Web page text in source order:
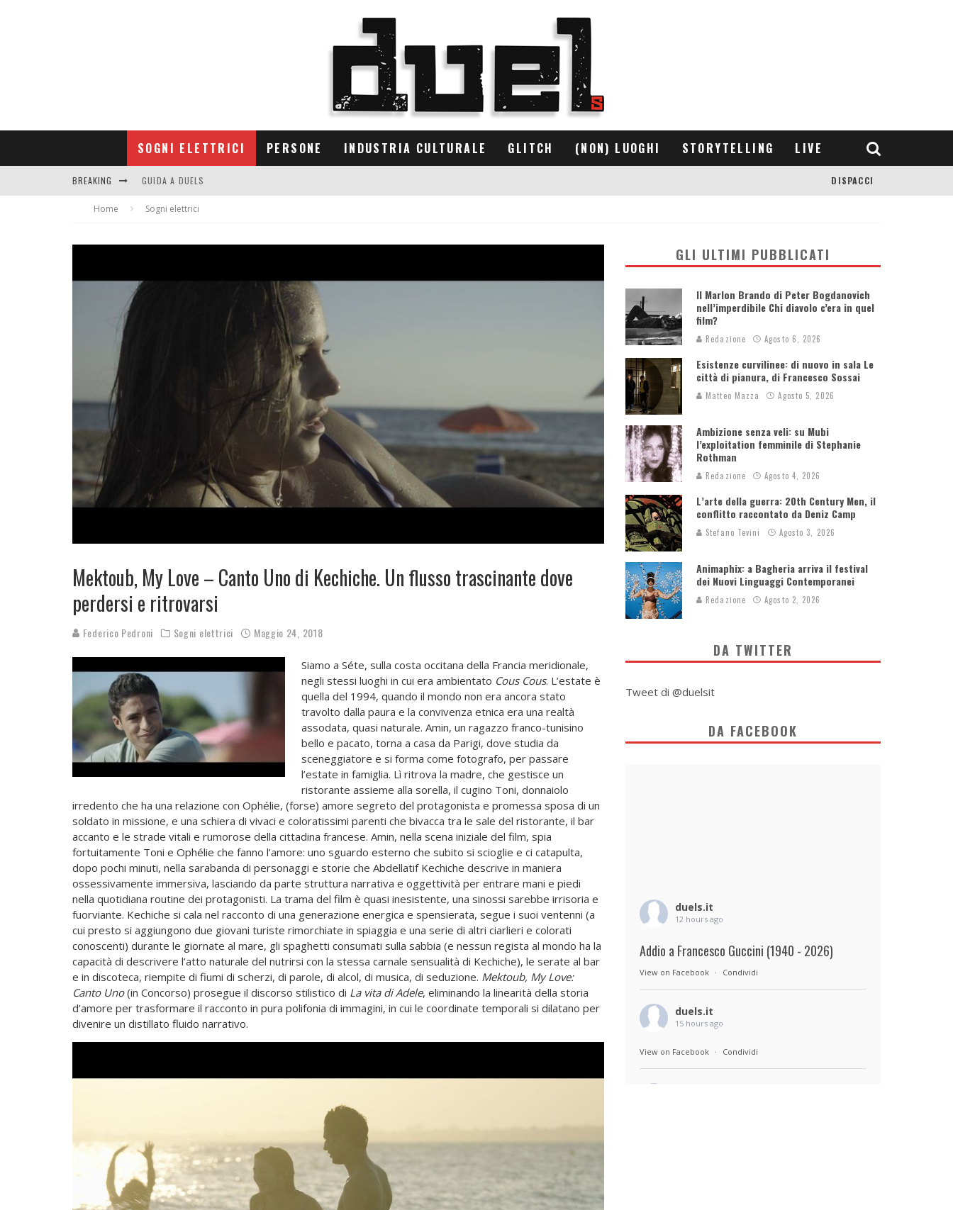
SOGNI ELETTRICI PERSONE INDUSTRIA CULTURALE GLITCH (NON) LUOGHI STORYTELLING LIVE
BREAKING GUIDA A DUELS
CONTRIBUTORS
DISPACCI
Home Sogni elettrici
Mektoub, My Love – Canto Uno di Kechiche. Un flusso trascinante dove
perdersi e ritrovarsi
Federico Pedroni Sogni elettrici Maggio 24, 2018
Siamo a Séte, sulla costa occitana della Francia meridionale,
negli stessi luoghi in cui era ambientato Cous Cous. L’estate è
quella del 1994, quando il mondo non era ancora stato
travolto dalla paura e la convivenza etnica era una realtà
assodata, quasi naturale. Amin, un ragazzo franco-tunisino
bello e pacato, torna a casa da Parigi, dove studia da
sceneggiatore e si forma come fotografo, per passare
l’estate in famiglia. Lì ritrova la madre, che gestisce un
ristorante assieme alla sorella, il cugino Toni, donnaiolo
irredento che ha una relazione con Ophélie, (forse) amore segreto del protagonista e promessa sposa di un
soldato in missione, e una schiera di vivaci e coloratissimi parenti che bivacca tra le sale del ristorante, il bar
accanto e le strade vitali e rumorose della cittadina francese. Amin, nella scena iniziale del film, spia
fortuitamente Toni e Ophélie che fanno l’amore: uno sguardo esterno che subito si scioglie e ci catapulta,
dopo pochi minuti, nella sarabanda di personaggi e storie che Abdellatif Kechiche descrive in maniera
ossessivamente immersiva, lasciando da parte struttura narrativa e oggettività per entrare mani e piedi
nella quotidiana routine dei protagonisti. La trama del film è quasi inesistente, una sinossi sarebbe irrisoria e
fuorviante. Kechiche si cala nel racconto di una generazione energica e spensierata, segue i suoi ventenni (a
cui presto si aggiungono due giovani turiste rimorchiate in spiaggia e una serie di altri ciarlieri e colorati
conoscenti) durante le giornate al mare, gli spaghetti consumati sulla sabbia (e nessun regista al mondo ha la
capacità di descrivere l’atto naturale del nutrirsi con la stessa carnale sensualità di Kechiche), le serate al bar
e in discoteca, riempite di fiumi di scherzi, di parole, di alcol, di musica, di seduzione. Mektoub, My Love:
Canto Uno(in Concorso) prosegue il discorso stilistico di La vita di Adele, eliminando la linearità della storia
d’amore per trasformare il racconto in pura polifonia di immagini, in cui le coordinate temporali si dilatano per
divenire un distillato fluido narrativo.
GLI ULTIMI PUBBLICATI
Il Marlon Brando di Peter Bogdanovich
nell’imperdibile Chi diavolo c’era in quel
film?
Redazione Agosto 6, 2026
Esistenze curvilinee: di nuovo in sala Le
città di pianura, di Francesco Sossai
Matteo Mazza Agosto 5, 2026
Ambizione senza veli: su Mubi
l’exploitation femminile di Stephanie
Rothman
Redazione Agosto 4, 2026
L’arte della guerra: 20th Century Men, il
conflitto raccontato da Deniz Camp
Stefano Tevini Agosto 3, 2026
Animaphix: a Bagheria arriva il festival
dei Nuovi Linguaggi Contemporanei
Redazione Agosto 2, 2026
DA TWITTER
Tweet di @duelsit
DA FACEBOOK
duels.it
12 hours ago
Addio a Francesco Guccini (1940 - 2026)
View on Facebook · Condividi
duels.it
15 hours ago
View on Facebook · Condividi